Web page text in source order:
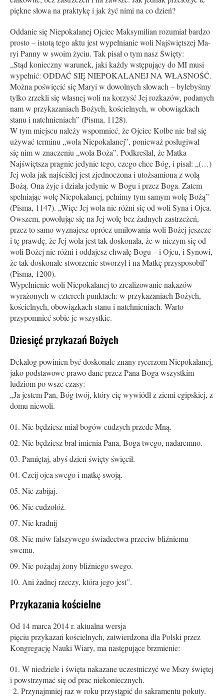
piękne słowa na praktykę i jak żyć nimi na co dzień?
Oddanie się Niepokalanej Ojciec Maksymilian rozumiał bardzo
prosto – istotą tego aktu jest wypełnianie woli Najświętszej Ma-
ryi Panny w swoim życiu. Tak pisał o tym nasz Święty:
„Stąd konieczny warunek, jaki każdy wstępujący do MI musi
wypełnić: ODDAĆ SIĘ NIEPOKALANEJ NA WŁASNOŚĆ.
Można poświęcić się Maryi w dowolnych słowach – bylebyśmy
tylko zrzekli się własnej woli na korzyść Jej rozkazów, podanych
nam w przykazaniach Bożych, kościelnych, w obowiązkach
stanu i natchnieniach” (Pisma, 1128).
W tym miejscu należy wspomnieć, że Ojciec Kolbe nie bał się
używać terminu „wola Niepokalanej”, ponieważ posługiwał
się nim w znaczeniu „wola Boża”. Podkreślał, że Matka
Najświętsza pragnie jedynie tego, czego chce Bóg, i pisał: „(…)
Jej wola jak najściślej jest zjednoczona i utożsamiona z wolą
Bożą. Ona żyje i działa jedynie w Bogu i przez Boga. Zatem
spełniając wolę Niepokalanej, pełnimy tym samym wolę Bożą”
(Pisma, 1147). „Więc Jej wola nie różni się od woli Syna i Ojca.
Owszem, powołując się na Jej wolę bez żadnych zastrzeżeń,
przez to samo wyznajesz oprócz umiłowania woli Bożej jeszcze
i tę prawdę, że Jej wola jest tak doskonała, że w niczym się od
woli Bożej nie różni i oddajesz chwałę Bogu – i Ojcu, i Synowi,
że tak doskonałe stworzenie stworzył i na Matkę przysposobił”
(Pisma, 1200).
Wypełnienie woli Niepokalanej to zrealizowanie nakazów
wyrażonych w czterech punktach: w przykazaniach Bożych,
kościelnych, obowiązkach stanu i natchnieniach. Warto
przypomnieć sobie je wszystkie.
Dziesięć przykazań Bożych
Dekalog powinien być doskonale znany rycerzom Niepokalanej,
jako podstawowe prawo dane przez Pana Boga wszystkim
ludziom po wsze czasy:
„Ja jestem Pan, Bóg twój, który cię wywiódł z ziemi egipskiej, z
domu niewoli.
Nie będziesz miał bogów cudzych przede Mną.
Nie będziesz brał imienia Pana, Boga twego, nadaremno.
Pamiętaj, abyś dzień święty święcił.
Czcij ojca swego i matkę swoją.
Nie zabijaj.
Nie cudzołóż.
Nie kradnij
Nie mów fałszywego świadectwa przeciw bliźniemu
swemu.
Nie pożądaj żony bliźniego swego.
Ani żadnej rzeczy, która jego jest”.
Przykazania kościelne
Od 14 marca 2014 r. aktualna wersja
pięciu przykazań kościelnych, zatwierdzona dla Polski przez
Kongregację Nauki Wiary, ma następujące brzmienie:
W niedziele i święta nakazane uczestniczyć we Mszy świętej
i powstrzymać się od prac niekoniecznych.
2. Przynajmniej raz w roku przystąpić do sakramentu pokuty.